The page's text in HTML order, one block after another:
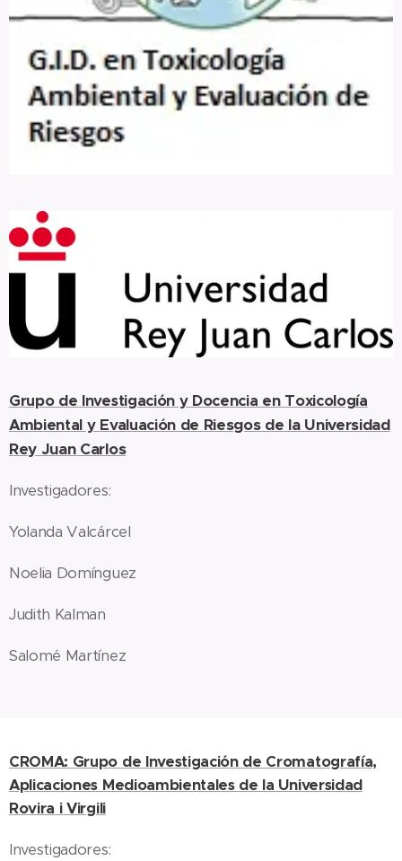
Grupo de Investigación y Docencia en Toxicología
Ambiental y Evaluación de Riesgos de la Universidad
Rey Juan Carlos
Investigadores:
Yolanda Valcárcel
Noelia Domínguez
Judith Kalman
Salomé Martínez
CROMA: Grupo de Investigación de Cromatografía,
Aplicaciones Medioambientales de la Universidad
Rovira i Virgili
Investigadores: